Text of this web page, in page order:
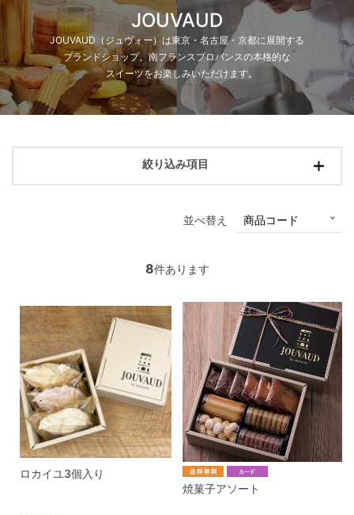
JOUVAUD
JOUVAUD（ジュヴォー）は東京・名古屋・京都に展開する
ブランドショップ。南フランスプロバンスの本格的な
スイーツをお楽しみいただけます。
絞り込み項目
並べ替え
8件あります
ロカイユ3個入り
焼菓子アソート